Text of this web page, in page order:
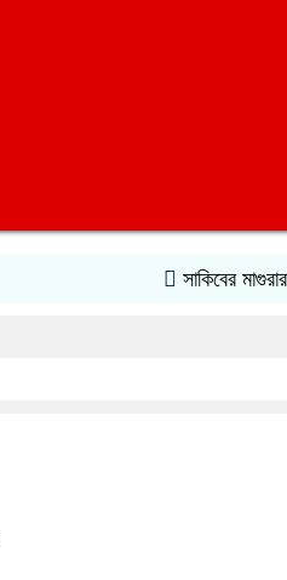
সাকিবের মাগুরার বাড়িতে